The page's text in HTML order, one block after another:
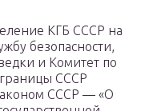
КГБ СССР на
безопасности,
и Комитет по
СССР
СССР — «О